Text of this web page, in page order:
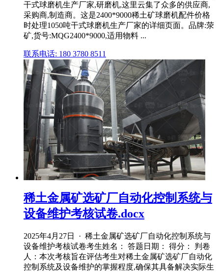
干式球磨机生产厂家,研磨机,这里云集了众多的供应商,
采购商,制造商。这是2400*9000稀土矿球磨机配件价格
时处理1050吨干式球磨机生产厂家的详细页面。品牌:荥
矿,货号:MQG2400*9000,适用物料 ...
联系电话: 180 3780 8511
稀土金属矿选矿厂自动化控制系统与
设备维护考核试卷.docx
2025年4月27日 · 稀土金属矿选矿厂自动化控制系统与
设备维护考核试卷考生姓名： 答题日期： 得分： 判卷
人：本次考核旨在评估考生对稀土金属矿选矿厂自动化
控制系统及设备维护的掌握程度,确保其具备解决实际生